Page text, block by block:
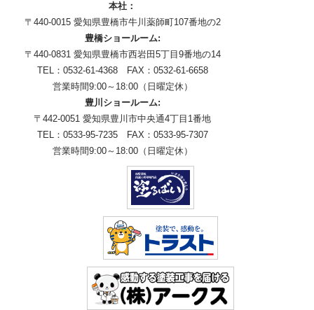
本社：
〒440-0015 愛知県豊橋市牛川薬師町107番地の2
豊橋ショールーム:
〒440-0831 愛知県豊橋市西岩田5丁目9番地の14
TEL：0532-61-4368 FAX：0532-61-6658
営業時間9:00～18:00（日曜定休）
豊川ショールーム:
〒442-0051 愛知県豊川市中央通4丁目1番地
TEL：0533-95-7235 FAX：0533-95-7307
営業時間9:00～18:00（日曜定休）